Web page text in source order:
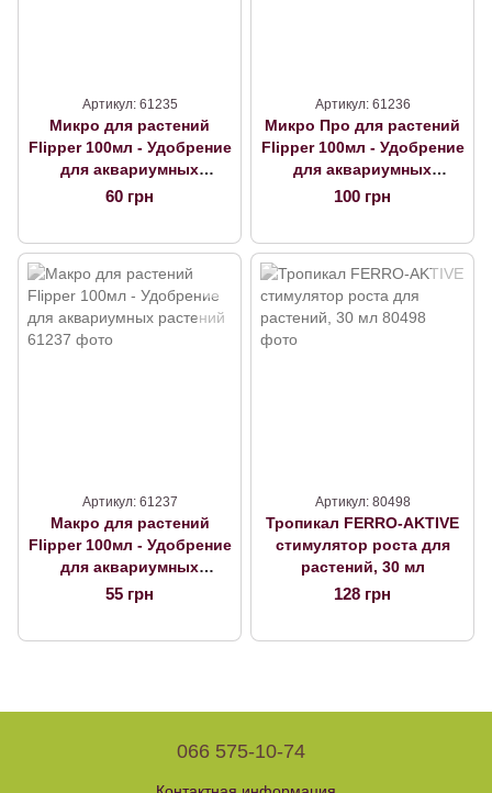
Артикул: 61235
Микро для растений
Flipper 100мл - Удобрение
для аквариумных
растений
60 грн
Артикул: 61236
Микро Про для растений
Flipper 100мл - Удобрение
для аквариумных
растений
100 грн
Артикул: 61237
Макро для растений
Flipper 100мл - Удобрение
для аквариумных
растений
55 грн
Артикул: 80498
Тропикал FERRO-AKTIVE
стимулятор роста для
растений, 30 мл
128 грн
066 575-10-74